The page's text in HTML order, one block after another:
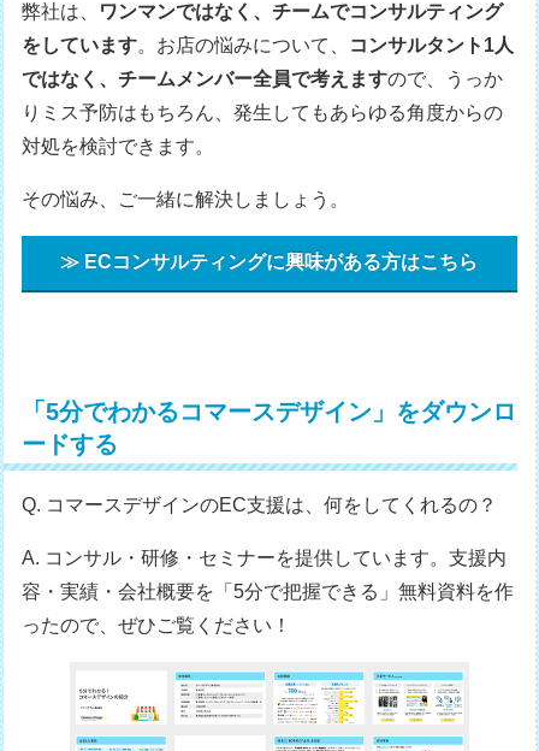
弊社は、 ワンマンではなく、チームでコンサルティング
をしています。お店の悩みについて、 コンサルタント1人
ではなく、チームメンバー全員で考えますので、うっか
りミス予防はもちろん、発生してもあらゆる角度からの
対処を検討できます。
その悩み、ご一緒に解決しましょう。
≫ ECコンサルティングに興味がある方はこちら
「5分でわかるコマースデザイン」をダウンロ
ードする
Q. コマースデザインのEC支援は、何をしてくれるの？
A. コンサル・研修・セミナーを提供しています。支援内
容・実績・会社概要を「5分で把握できる」無料資料を作
ったので、ぜひご覧ください！